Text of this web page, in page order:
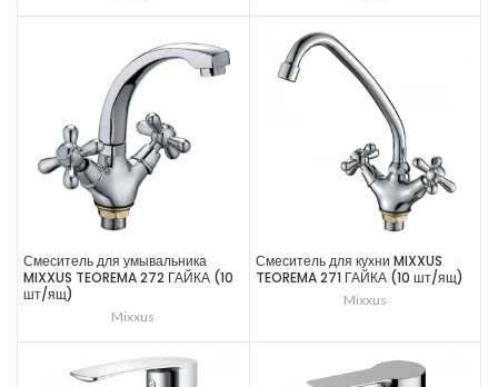
Смеситель для умывальника
MIXXUS TEOREMA 272 ГАЙКА (10
шт/ящ)
Mixxus
Смеситель для кухни MIXXUS
TEOREMA 271 ГАЙКА (10 шт/ящ)
Mixxus